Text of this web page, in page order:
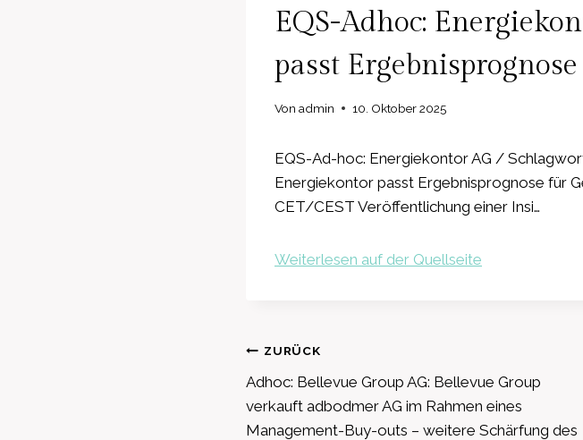
EQS-Adhoc:
passt
Von admin 10. Oktober 2025
EQS-Ad-hoc: Energiekontor AG /
Energiekontor passt Ergebnisprognose für
CET/CEST Veröffentlichung einer Insi…
Weiterlesen auf der Quellseite
Beitragsnavigation
ZURÜCK
Adhoc: Bellevue Group AG: Bellevue Group
verkauft adbodmer AG im Rahmen eines
Management-Buy-outs – weitere Schärfung des